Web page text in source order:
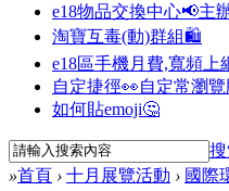
e18物品交換中心📢主
淘寶互毒(動)群組🛍️
e18區手機月費,寬頻上
自定捷徑👀自定常瀏
如何貼emoji🤔
»首頁 › 十月展覽活動 › 國際